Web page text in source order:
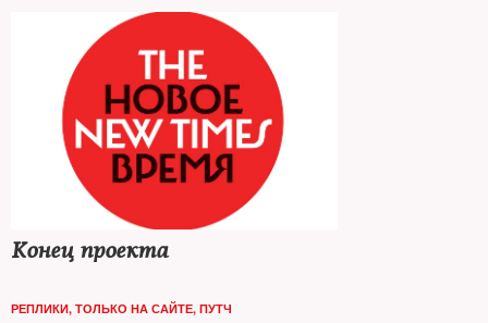
Конец проекта
РЕПЛИКИ, ТОЛЬКО НА САЙТЕ, ПУТЧ